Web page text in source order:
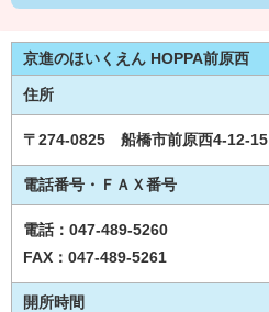
京進のほいくえん HOPPA前原西
住所
〒274-0825 船橋市前原西4-12-15
電話番号・ＦＡＸ番号
電話：047-489-5260
FAX：047-489-5261
開所時間